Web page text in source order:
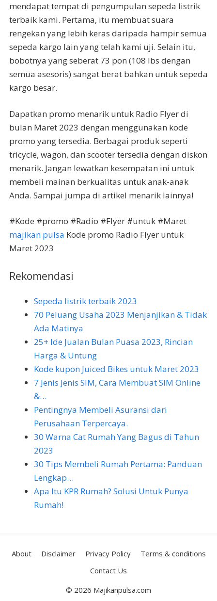
mendapat tempat di pengumpulan sepeda listrik
terbaik kami. Pertama, itu membuat suara
rengekan yang lebih keras daripada hampir semua
sepeda kargo lain yang telah kami uji. Selain itu,
bobotnya yang seberat 73 pon (108 lbs dengan
semua asesoris) sangat berat bahkan untuk sepeda
kargo besar.
Dapatkan promo menarik untuk Radio Flyer di
bulan Maret 2023 dengan menggunakan kode
promo yang tersedia. Berbagai produk seperti
tricycle, wagon, dan scooter tersedia dengan diskon
menarik. Jangan lewatkan kesempatan ini untuk
membeli mainan berkualitas untuk anak-anak
Anda. Sampai jumpa di artikel menarik lainnya!
#Kode #promo #Radio #Flyer #untuk #Maret
majikan pulsa Kode promo Radio Flyer untuk
Maret 2023
Rekomendasi
Sepeda listrik terbaik 2023
70 Peluang Usaha 2023 Menjanjikan & Tidak
Ada Matinya
25+ Ide Jualan Bulan Puasa 2023, Rincian
Harga & Untung
Kode kupon Juiced Bikes untuk Maret 2023
7 Jenis Jenis SIM, Cara Membuat SIM Online
&…
Pentingnya Membeli Asuransi dari
Perusahaan Terpercaya.
30 Warna Cat Rumah Yang Bagus di Tahun
2023
30 Tips Membeli Rumah Pertama: Panduan
Lengkap…
Apa Itu KPR Rumah? Solusi Untuk Punya
Rumah!
About Disclaimer Privacy Policy
Terms & conditions
Contact Us
© 2026 Majikanpulsa.com